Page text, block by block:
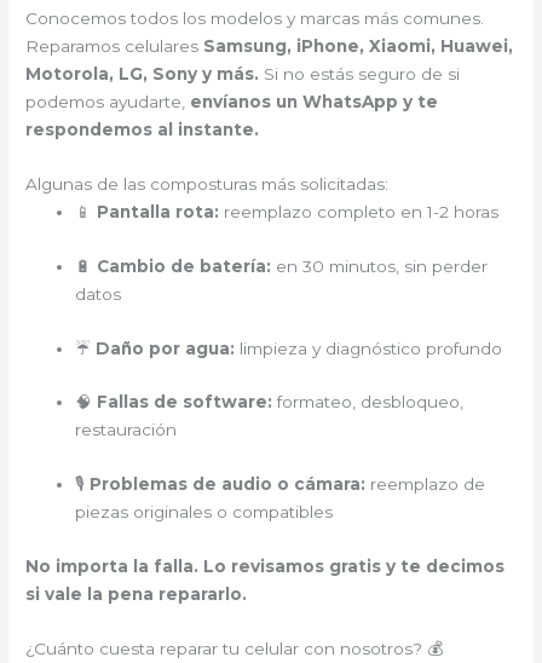
Conocemos todos los modelos y marcas más comunes.
Reparamos celulares Samsung, iPhone, Xiaomi, Huawei,
Motorola, LG, Sony y más. Si no estás seguro de si
podemos ayudarte, envíanos un WhatsApp y te
respondemos al instante.
Algunas de las composturas más solicitadas:
📱 Pantalla rota: reemplazo completo en 1-2 horas
🔋 Cambio de batería: en 30 minutos, sin perder
datos
☔ Daño por agua: limpieza y diagnóstico profundo
🧠 Fallas de software: formateo, desbloqueo,
restauración
🎙️ Problemas de audio o cámara: reemplazo de
piezas originales o compatibles
No importa la falla. Lo revisamos gratis y te decimos
si vale la pena repararlo.
¿Cuánto cuesta reparar tu celular con nosotros? 💰